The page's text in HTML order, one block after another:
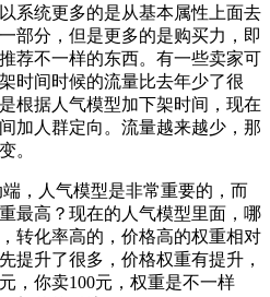
系统更多的是从基本属性上面去
部分，但是更多的是购买力，即
荐不一样的东西。有一些卖家可
时间时候的流量比去年少了很
根据人气模型加下架时间，现在
加人群定向。流量越来越少，那
。
，人气模型是非常重要的，而
最高？现在的人气模型里面，哪
转化率高的，价格高的权重相对
提升了很多，价格权重有提升，
，你卖100元，权重是不一样